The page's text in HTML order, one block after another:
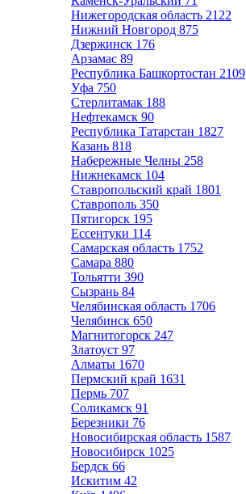
Нижегородская область 2122
Нижний Новгород 875
Дзержинск 176
Арзамас 89
Республика Башкортостан 2109
Уфа 750
Стерлитамак 188
Нефтекамск 90
Республика Татарстан 1827
Казань 818
Набережные Челны 258
Нижнекамск 104
Ставропольский край 1801
Ставрополь 350
Пятигорск 195
Ессентуки 114
Самарская область 1752
Самара 880
Тольятти 390
Сызрань 84
Челябинская область 1706
Челябинск 650
Магнитогорск 247
Златоуст 97
Алматы 1670
Пермский край 1631
Пермь 707
Соликамск 91
Березники 76
Новосибирская область 1587
Новосибирск 1025
Бердск 66
Искитим 42